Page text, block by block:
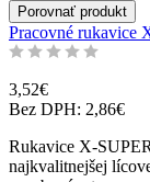
Porovnať produkt
Pracovné rukavice
3,52€
Bez DPH: 2,86€
Rukavice X-
najkvalitnejšej